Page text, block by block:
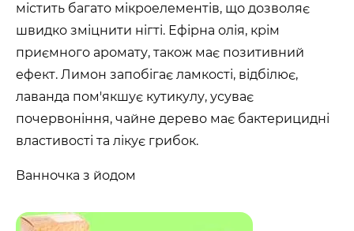
містить багато мікроелементів, що дозволяє
швидко зміцнити нігті. Ефірна олія, крім
приємного аромату, також має позитивний
ефект. Лимон запобігає ламкості, відбілює,
лаванда пом'якшує кутикулу, усуває
почервоніння, чайне дерево має бактерицидні
властивості та лікує грибок.
Ванночка з йодом